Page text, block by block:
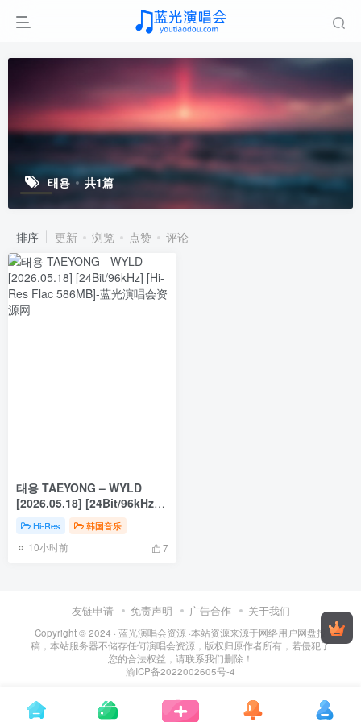
태용 共1篇
排序 更新 浏览 点赞 评论
태용 TAEYONG – WYLD
[2026.05.18] [24Bit/96kHz]
[Hi-Res Flac 586MB]
Hi-Res 韩国音乐
10小时前 7
友链申请 免责声明 广告合作 关于我们
Copyright © 2024 · 蓝光演唱会资源 ·本站资源来源于网络用户网盘投
稿，本站服务器不储存任何演唱会资源，版权归原作者所有，若侵犯了
您的合法权益，请联系我们删除！
渝ICP备2022002605号-4